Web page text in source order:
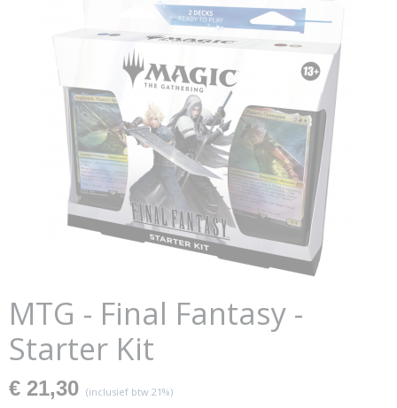
MTG - Final Fantasy -
Starter Kit
€ 21,30 (inclusief btw 21%)